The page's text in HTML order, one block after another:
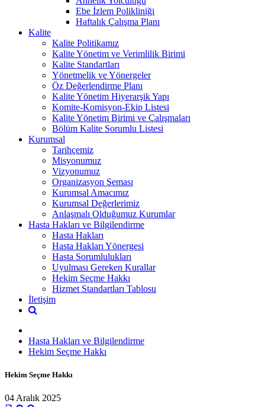
Ebe İzlem Polikliniği
Haftalık Çalışma Planı
Kalite
Kalite Politikamız
Kalite Yönetim ve Verimlilik Birimi
Kalite Standartları
Yönetmelik ve Yönergeler
Öz Değerlendirme Planı
Kalite Yönetim Hiyerarşik Yapı
Komite-Komisyon-Ekip Listesi
Kalite Yönetim Birimi ve Çalışmaları
Bölüm Kalite Sorumlu Listesi
Kurumsal
Tarihçemiz
Misyonumuz
Vizyonumuz
Organizasyon Şeması
Kurumsal Amacımız
Kurumsal Değerlerimiz
Anlaşmalı Olduğumuz Kurumlar
Hasta Hakları ve Bilgilendirme
Hasta Hakları
Hasta Hakları Yönergesi
Hasta Sorumlulukları
Uyulması Gereken Kurallar
Hekim Seçme Hakkı
Hizmet Standartları Tablosu
İletişim
Hasta Hakları ve Bilgilendirme
Hekim Seçme Hakkı
Hekim Seçme Hakkı
04 Aralık 2025